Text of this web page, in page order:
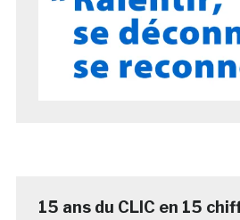
15 ans du CLIC en 15